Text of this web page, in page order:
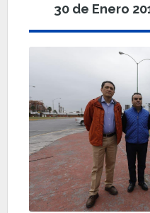
30 de Enero